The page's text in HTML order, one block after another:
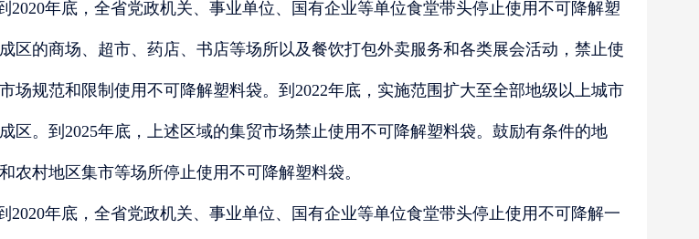
年底，全省党政机关、事业单位、国有企业等单位食堂带头停止使用不可降解塑
区的商场、超市、药店、书店等场所以及餐饮打包外卖服务和各类展会活动，禁止使
场规范和限制使用不可降解塑料袋。到2022年底，实施范围扩大至全部地级以上城市
区。到2025年底，上述区域的集贸市场禁止使用不可降解塑料袋。鼓励有条件的地
农村地区集市等场所停止使用不可降解塑料袋。
年底，全省党政机关、事业单位、国有企业等单位食堂带头停止使用不可降解一